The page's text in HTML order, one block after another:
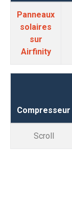
Panneaux
solaires
sur
Airfinity
Compresseur
Scroll